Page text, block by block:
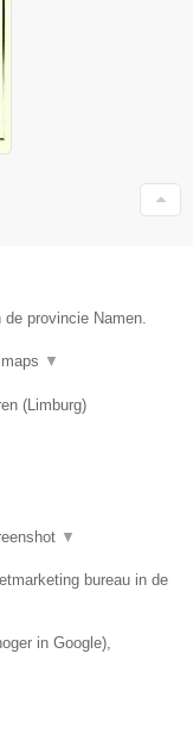
provincie Namen.
▼
(Limburg)
▼
bureau in de
in Google),